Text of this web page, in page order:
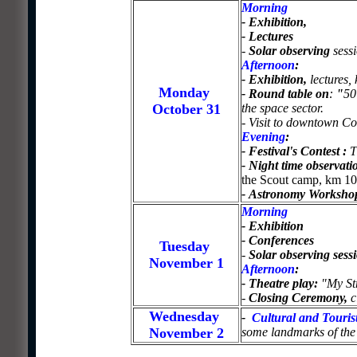
Monday
October 31
Morning
- Exhibition,
- Lectures
- Solar observing
Afternoon:
- Exhibition, lectures,
- Round table on: "
the space sector.
- Visit to downtown
Evening:
- Festival's Contest :
- Night time
the Scout camp, km
- Astronomy
Tuesday
November 1
Morning
- Exhibition
- Conferences
- Solar observing
Afternoon:
- Theatre play: "My
- Closing Ceremony,
Wednesday
November 2
- Cultural and
some landmarks of